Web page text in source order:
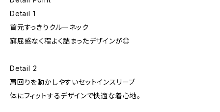
Detail 1
首元すっきりクルーネック
窮屈感なく程よく詰まったデザインが◎
Detail 2
肩回りを動かしやすいセットインスリーブ
体にフィットするデザインで快適な着心地。